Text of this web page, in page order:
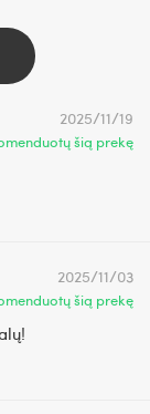
šią prekę
2025/11/19
šią prekę
2025/11/03